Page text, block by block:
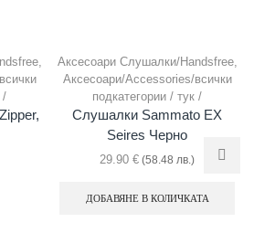
,
/
Аксесоари Слушалки/Handsfree,
Аксесоари/Accessories/всички
подкатегории / тук /
Слушалки Sammato EX
Seires Черно
29.90 € (58.48 лв.)
ДОБАВЯНЕ В КОЛИЧКАТА